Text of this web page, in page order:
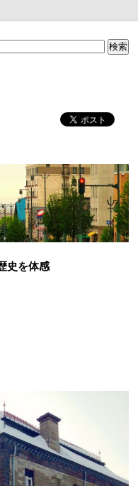
史を体感